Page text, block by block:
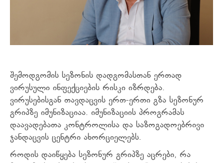
შემოდგომის სეზონის დადგომასთან ერთად
ვირუსული ინფექციების რისკი იზრდება.
ვირუსებისგან თავდაცვის ერთ-ერთი გზა სეზონურ
გრიპზე იმუნიზაციაა. იმუნიზაციის პროგრამას
დაავადებათა კონტროლისა და საზოგადოებრივი
ჯანდაცვის ცენტრი ახორციელებს.
როდის დაიწყება სეზონურ გრიპზე აცრები, რა